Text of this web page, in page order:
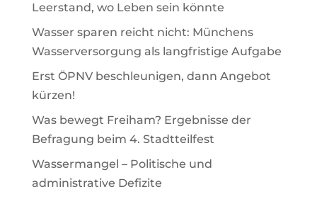
Leerstand, wo Leben sein könnte
Wasser sparen reicht nicht: Münchens
Wasserversorgung als langfristige Aufgabe
Erst ÖPNV beschleunigen, dann Angebot
kürzen!
Was bewegt Freiham? Ergebnisse der
Befragung beim 4. Stadtteilfest
Wassermangel – Politische und
administrative Defizite